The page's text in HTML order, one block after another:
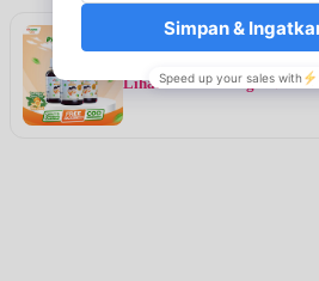
Rekomendasi
Lihat detail & harga →